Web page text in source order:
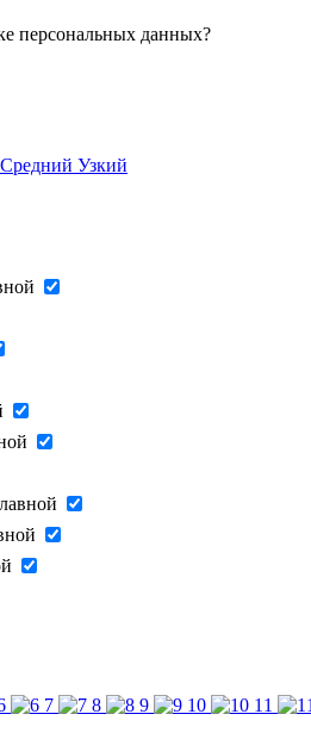
персональных данных?
Средний Узкий
7 8 9 10 11